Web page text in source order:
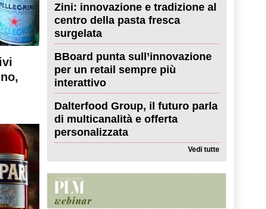
Zini: innovazione e tradizione al
centro della pasta fresca
surgelata
BBoard punta sull’innovazione
per un retail sempre più
interattivo
Dalterfood Group, il futuro parla
di multicanalità e offerta
personalizzata
Vedi tutte